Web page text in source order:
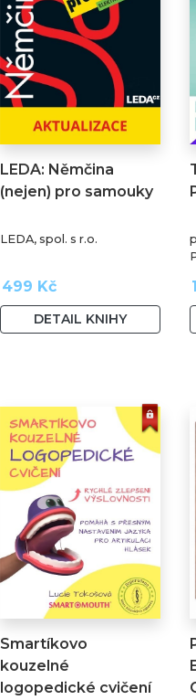
LEDA: Němčina
(nejen) pro samouky
LEDA, spol. s r.o.
499 Kč
DETAIL KNIHY
Smartíkovo
kouzelné
logopedické cvičení